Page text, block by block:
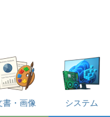
書・画像 システム